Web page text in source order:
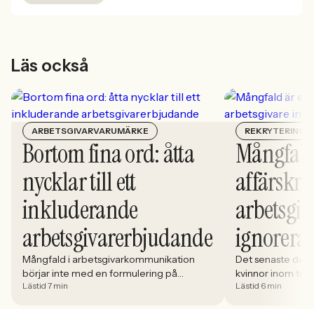
Läs också
ARBETSGIVARVARUMÄRKE
Bortom fina ord: åtta
nycklar till ett
inkluderande
arbetsgivarerbjudande
Mångfald i arbetsgivarkommunikation
börjar inte med en formulering på
karriärsidan. Den börjar i hur rekryteringen
Lästid 7 min
REKRYTERING
ignorera
Det senaste
kvinnor inom
stadigt på 30%.
Lästid 6 min